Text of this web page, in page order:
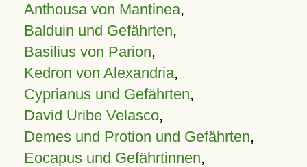
Anthousa von Mantinea,
Balduin und Gefährten,
Basilius von Parion,
Kedron von Alexandria,
Cyprianus und Gefährten,
David Uribe Velasco,
Demes und Protion und Gefährten,
Eocapus und Gefährtinnen,